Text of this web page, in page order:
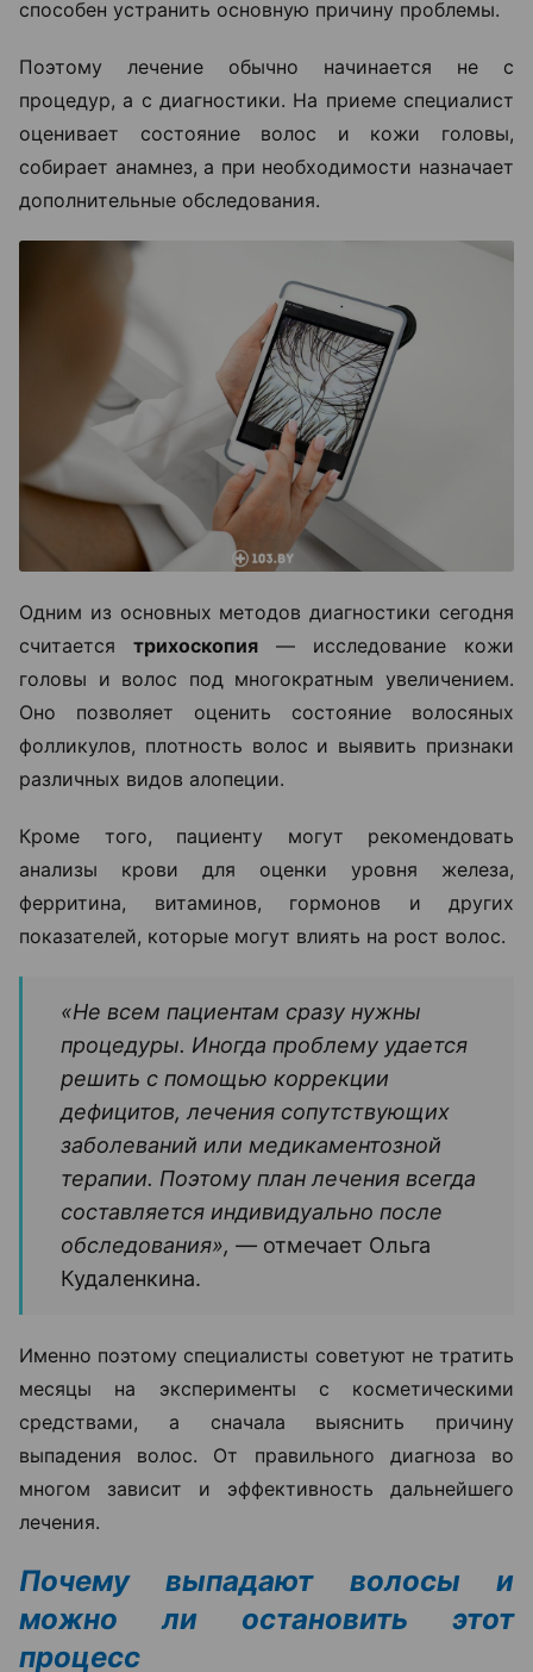
способен устранить основную причину проблемы.
Поэтому лечение обычно начинается не с
процедур, а с диагностики. На приеме специалист
оценивает состояние волос и кожи головы,
собирает анамнез, а при необходимости назначает
дополнительные обследования.
Одним из основных методов диагностики сегодня
считается трихоскопия — исследование кожи
головы и волос под многократным увеличением.
Оно позволяет оценить состояние волосяных
фолликулов, плотность волос и выявить признаки
различных видов алопеции.
Кроме того, пациенту могут рекомендовать
анализы крови для оценки уровня железа,
ферритина, витаминов, гормонов и других
показателей, которые могут влиять на рост волос.
«Не всем пациентам сразу нужны
процедуры. Иногда проблему удается
решить с помощью коррекции
дефицитов, лечения сопутствующих
заболеваний или медикаментозной
терапии. Поэтому план лечения всегда
составляется индивидуально после
обследования», — отмечает Ольга
Кудаленкина.
Именно поэтому специалисты советуют не тратить
месяцы на эксперименты с косметическими
средствами, а сначала выяснить причину
выпадения волос. От правильного диагноза во
многом зависит и эффективность дальнейшего
лечения.
Почему выпадают волосы и
можно ли остановить этот
процесс